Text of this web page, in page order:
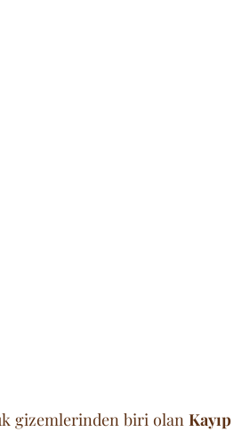
gizemlerinden biri olan